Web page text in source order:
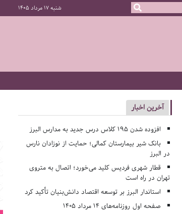
شنبه 17 مرداد 1405
آخرین اخبار
افزوده شدن ۱۹۵ کلاس درس جدید به مدارس البرز
بانک شیر بیمارستان کمالی؛ حمایت از نوزادان نارس
در البرز
قطار شهری فردیس کلید می‌خورد؛ اتصال به متروی
تهران در راه است
استاندار البرز بر توسعه اقتصاد دانش‌بنیان تأکید کرد
صفحه اول روزنامه‌های 14 مرداد 1405